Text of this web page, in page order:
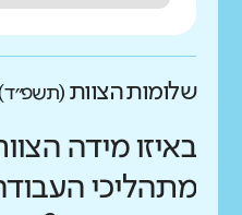
שלומות הצוות
באיזו מידה
מתהליכי